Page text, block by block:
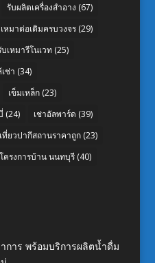
รับผลิตเครื่องสำอาง (67)
หมาต่อเติมครบวงจร(29)
บเหมารีโนเวท (25)
ช่า (34)
เข็มเหล็ก(23)
(24) เช่าอัลพาร์ด (39)
เที่ยวปากีสถานราคาถูก(23)
โครงการบ้าน นนทบุรี(40)
การ พร้อมบริการผลิตน้ำดื่ม